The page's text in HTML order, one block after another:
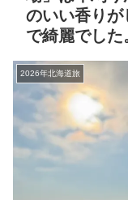
のいい香りが
で綺麗でし
2026年北海道旅